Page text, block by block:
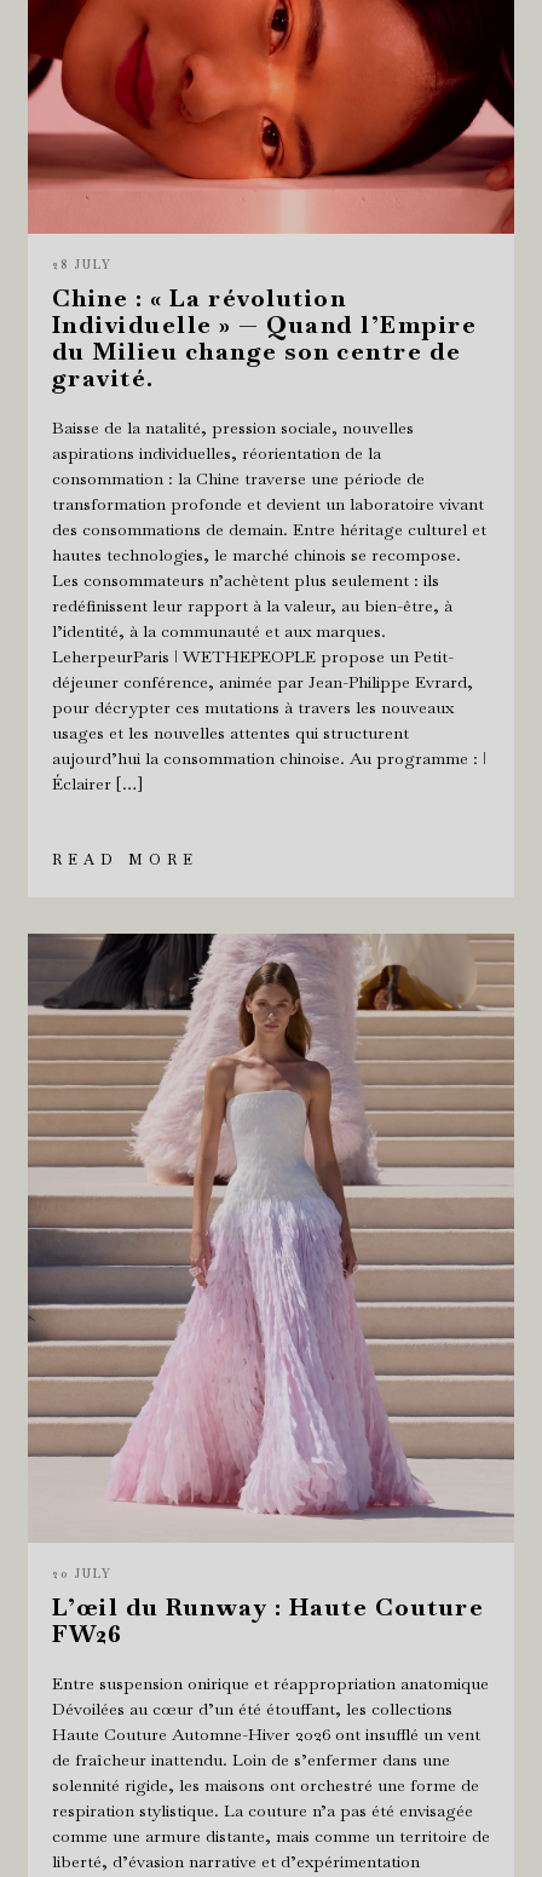
28 JULY
Chine : « La révolution
Individuelle » — Quand l’Empire
du Milieu change son centre de
gravité.
Baisse de la natalité, pression sociale, nouvelles
aspirations individuelles, réorientation de la
consommation : la Chine traverse une période de
transformation profonde et devient un laboratoire vivant
des consommations de demain. Entre héritage culturel et
hautes technologies, le marché chinois se recompose.
Les consommateurs n’achètent plus seulement : ils
redéfinissent leur rapport à la valeur, au bien-être, à
l’identité, à la communauté et aux marques.
LeherpeurParis ǀ WETHEPEOPLE propose un Petit-
déjeuner conférence, animée par Jean-Philippe Evrard,
pour décrypter ces mutations à travers les nouveaux
usages et les nouvelles attentes qui structurent
aujourd’hui la consommation chinoise. Au programme : ǀ
Éclairer […]
READ MORE
20 JULY
L’œil du Runway : Haute Couture
FW26
Entre suspension onirique et réappropriation anatomique
Dévoilées au cœur d’un été étouffant, les collections
Haute Couture Automne-Hiver 2026 ont insufflé un vent
de fraîcheur inattendu. Loin de s’enfermer dans une
solennité rigide, les maisons ont orchestré une forme de
respiration stylistique. La couture n’a pas été envisagée
comme une armure distante, mais comme un territoire de
liberté, d’évasion narrative et d’expérimentation